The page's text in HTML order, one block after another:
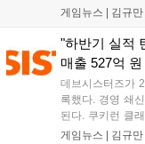
무기 스킬을 활
혜택을 지급하며
는 게임 접속 및
게임뉴스 | 김규만
"하반기 실적
매출 527억 원
데브시스터즈가
록했다. 경영 쇄
된다. 쿠키런 클
기는 13일 첫 업
게임뉴스 | 김규만